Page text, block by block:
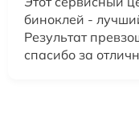
биноклей -
Результат
спасибо за